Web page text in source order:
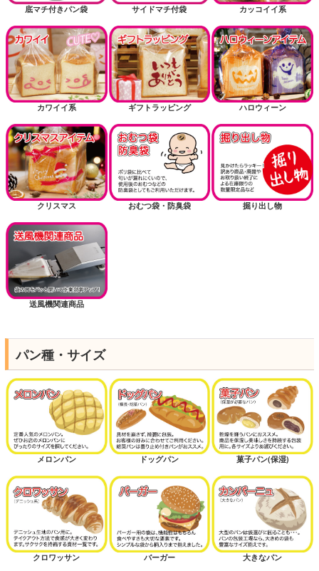
底マチ付きパン袋 サイドマチ付袋 カッコイイ系
カワイイ系 ギフトラッピング ハロウィーン
クリスマス おむつ袋・防臭袋 掘り出し物
送風機関連商品
パン種・サイズ
メロンパン ドッグパン 菓子パン(保湿)
クロワッサン バーガー 大きなパン